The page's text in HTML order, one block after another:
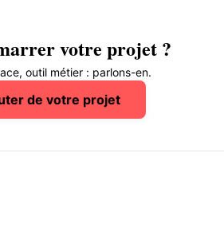
votre projet ?
outil métier : parlons-en.
de votre projet